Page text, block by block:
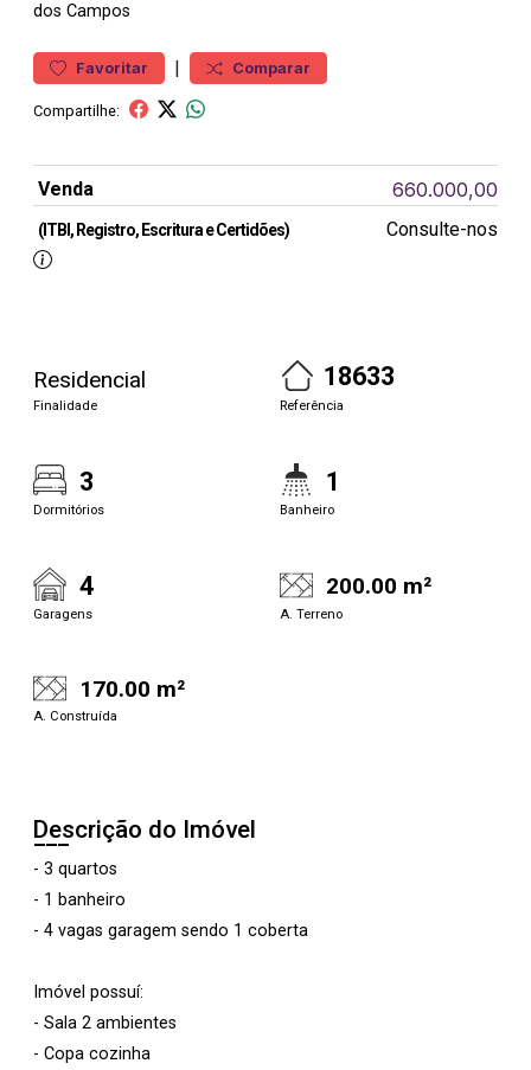
dos Campos
Favoritar | Comparar
Compartilhe:
Venda 660.000,00
(ITBI, Registro, Escritura e Certidões) Consulte-nos
Residencial
Finalidade
18633
Referência
3
Dormitórios
1
Banheiro
4
Garagens
200.00 m²
A. Terreno
170.00 m²
A. Construída
Descrição do Imóvel
- 3 quartos
- 1 banheiro
- 4 vagas garagem sendo 1 coberta
Imóvel possuí:
- Sala 2 ambientes
- Copa cozinha